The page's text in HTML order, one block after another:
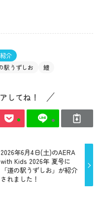
介
駅うずしお 鱧
してね！
2026年6月4日(土)のAERA
with Kids 2026年 夏号に
「道の駅うずしお」が紹介
されました！